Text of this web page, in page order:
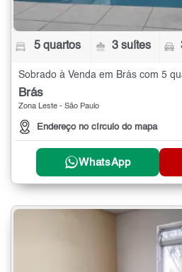
5 quartos 3 suítes
Sobrado à Venda em Brás com 5
Brás
Zona Leste - São Paulo
Endereço no círculo do mapa
WhatsApp